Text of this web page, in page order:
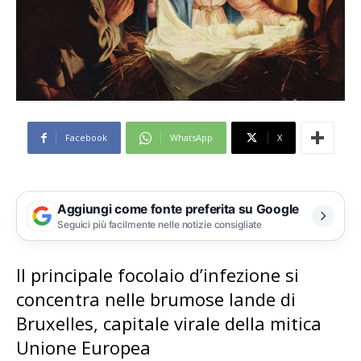
Facebook WhatsApp X
Aggiungi come fonte preferita su Google
Seguici più facilmente nelle notizie consigliate
Il principale focolaio d’infezione si
concentra nelle brumose lande di
Bruxelles, capitale virale della mitica
Unione Europea